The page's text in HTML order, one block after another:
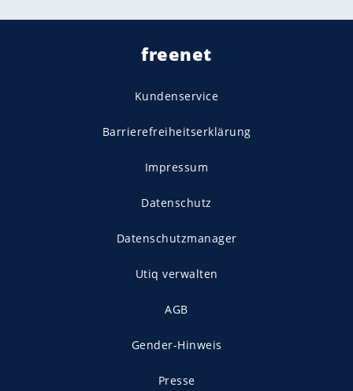
freenet
Kundenservice
Barrierefreiheitserklärung
Impressum
Datenschutz
Datenschutzmanager
Utiq verwalten
AGB
Gender-Hinweis
Presse